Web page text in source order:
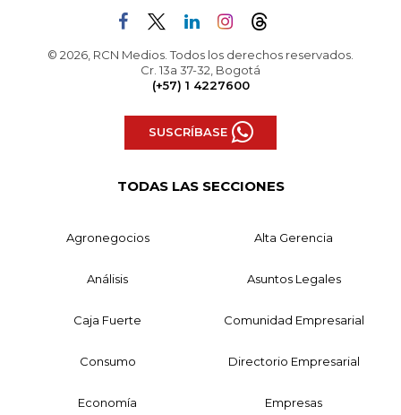
© 2026, RCN Medios. Todos los derechos reservados.
Cr. 13a 37-32, Bogotá
(+57) 1 4227600
SUSCRÍBASE
TODAS LAS SECCIONES
Agronegocios Alta Gerencia
Análisis Asuntos Legales
Caja Fuerte Comunidad Empresarial
Consumo Directorio Empresarial
Economía Empresas